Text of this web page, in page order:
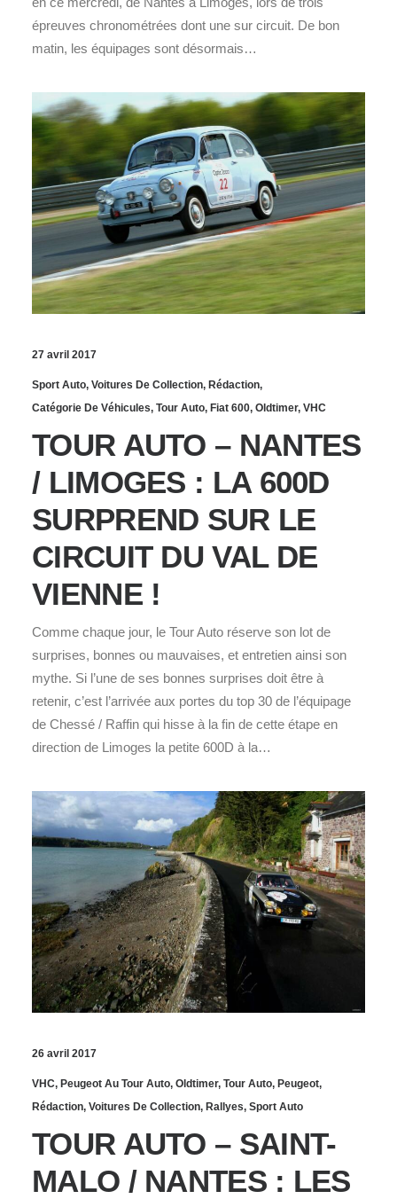
épreuves chronométrées dont une sur circuit. De bon
matin, les équipages sont désormais…
27 avril 2017
Sport Auto, Voitures De Collection, Rédaction,
Catégorie De Véhicules, Tour Auto, Fiat 600, Oldtimer, VHC
TOUR AUTO – NANTES
/ LIMOGES : LA 600D
SURPREND SUR LE
CIRCUIT DU VAL DE
VIENNE !
Comme chaque jour, le Tour Auto réserve son lot de
surprises, bonnes ou mauvaises, et entretien ainsi son
mythe. Si l’une de ses bonnes surprises doit être à
retenir, c’est l’arrivée aux portes du top 30 de l’équipage
de Chessé / Raffin qui hisse à la fin de cette étape en
direction de Limoges la petite 600D à la…
26 avril 2017
VHC, Peugeot Au Tour Auto, Oldtimer, Tour Auto, Peugeot,
Rédaction, Voitures De Collection, Rallyes, Sport Auto
TOUR AUTO – SAINT-
MALO / NANTES : LES